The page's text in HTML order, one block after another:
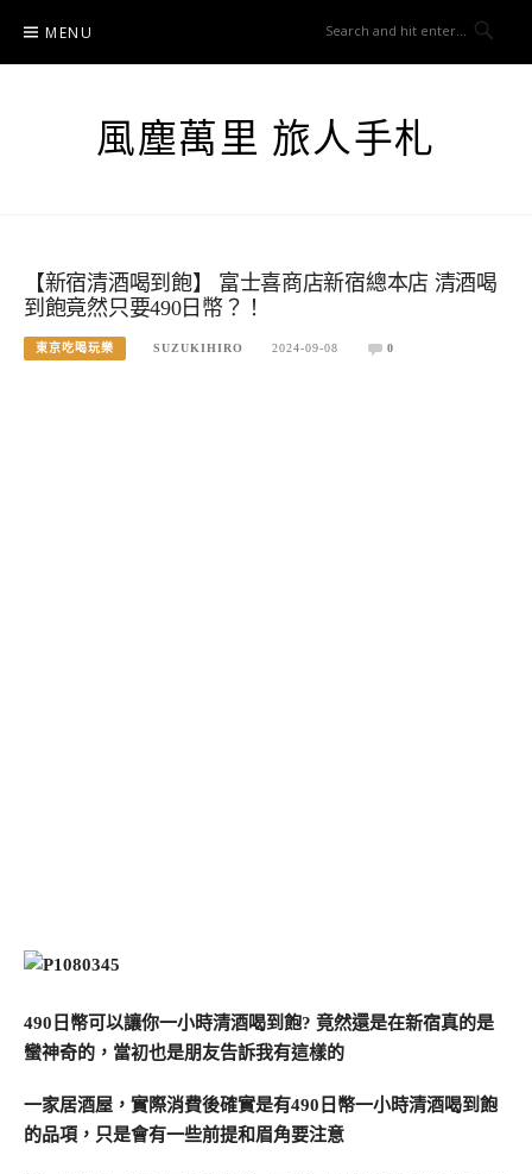
content
MENU
風塵萬里 旅人手札
【新宿清酒喝到飽】 富士喜商店新宿總本店 清酒喝
到飽竟然只要490日幣？！
東京吃喝玩樂 SUZUKIHIRO 2024-09-08 0
490日幣可以讓你一小時清酒喝到飽? 竟然還是在新宿真的是
蠻神奇的，當初也是朋友告訴我有這樣的
一家居酒屋，實際消費後確實是有490日幣一小時清酒喝到飽
的品項，只是會有一些前提和眉角要注意